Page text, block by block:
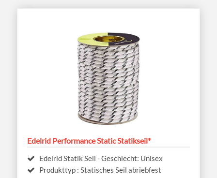
Edelrid Performance Static Statikseil*
Edelrid Statik Seil - Geschlecht: Unisex
Produkttyp : Statisches Seil abriebfest